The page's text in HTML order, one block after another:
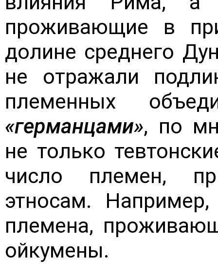
проживающие в
долине среднего
не отражали
племенных
«германцами», по
не только
число племен,
этносам. Например,
племена,
ойкумены.